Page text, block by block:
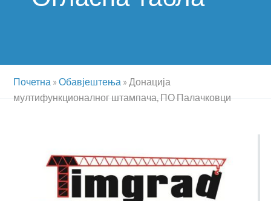
Почетна »Обавјештења »Донација
мултифункционалног штампача, ПО Палачковци